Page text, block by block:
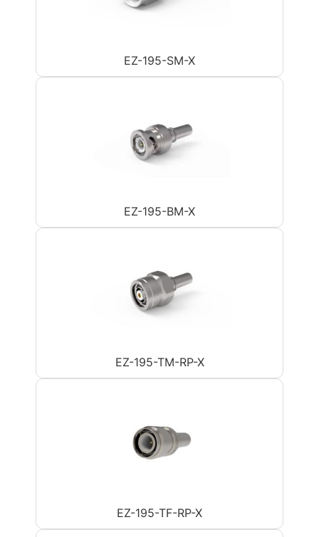
EZ-195-SM-X
EZ-195-BM-X
EZ-195-TM-RP-X
EZ-195-TF-RP-X